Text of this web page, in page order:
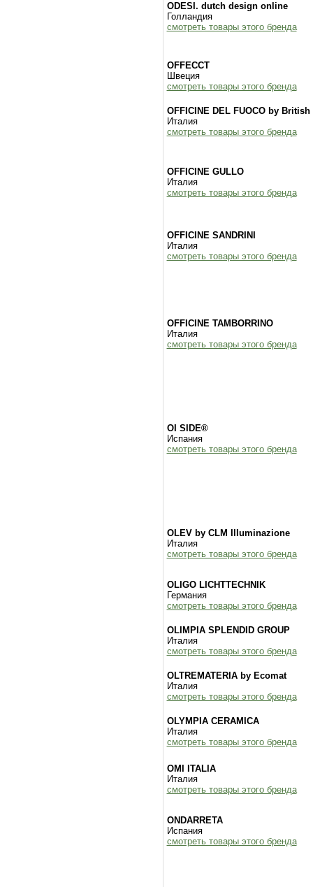
ODESI. dutch design online
Голландия
смотреть товары этого бренда
OFFECCT
Швеция
смотреть товары этого бренда
OFFICINE DEL FUOCO by British
Италия
смотреть товары этого бренда
OFFICINE GULLO
Италия
смотреть товары этого бренда
OFFICINE SANDRINI
Италия
смотреть товары этого бренда
OFFICINE TAMBORRINO
Италия
смотреть товары этого бренда
OI SIDE®
Испания
смотреть товары этого бренда
OLEV by CLM Illuminazione
Италия
смотреть товары этого бренда
OLIGO LICHTTECHNIK
Германия
смотреть товары этого бренда
OLIMPIA SPLENDID GROUP
Италия
смотреть товары этого бренда
OLTREMATERIA by Ecomat
Италия
смотреть товары этого бренда
OLYMPIA CERAMICA
Италия
смотреть товары этого бренда
OMI ITALIA
Италия
смотреть товары этого бренда
ONDARRETA
Испания
смотреть товары этого бренда